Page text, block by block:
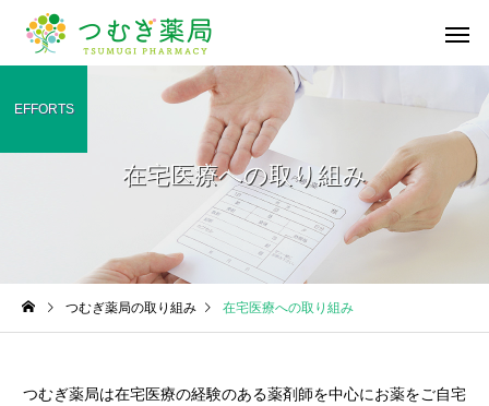
かかりつけ薬局・薬剤
師
供給
漢方薬のこと
深掘り漢方！「桂枝湯」 桜の季節ですね🌸
在宅医療への取り組み
EFFORTS
つむぎ薬局の取り組み 在宅医療への取り組み
つむぎ薬局は在宅医療の経験のある薬剤師を中心にお薬をご自宅